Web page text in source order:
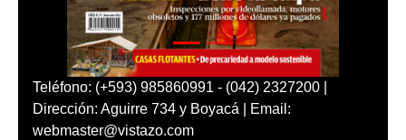
Teléfono: (+593) 985860991 - (042) 2327200 |
Dirección: Aguirre 734 y Boyacá | Email:
webmaster@vistazo.com